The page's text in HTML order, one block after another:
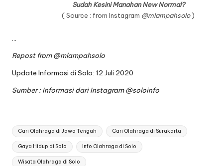
Sudah Kesini Manahan New Normal?
( Source : from Instagram @mlampahsolo)
…
Repost from@mlampahsolo
Update Informasi di Solo: 12 Juli 2020
Sumber : Informasi dari Instagram@soloinfo
Tags:
Cari Olahraga di Jawa Tengah Cari Olahraga di Surakarta
Gaya Hidup di Solo Info Olahraga di Solo
Wisata Olahraga di Solo